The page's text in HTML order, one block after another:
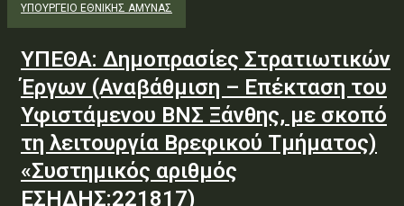
ΥΠΟΥΡΓΕΊΟ ΕΘΝΙΚΉΣ ΆΜΥΝΑΣ
ΥΠΕΘΑ: Δημοπρασίες Στρατιωτικών
Έργων (Αναβάθμιση – Επέκταση του
Υφιστάμενου ΒΝΣ Ξάνθης, με σκοπό
τη λειτουργία Βρεφικού Τμήματος)
«Συστημικός αριθμός
ΕΣΗΔΗΣ:221817)